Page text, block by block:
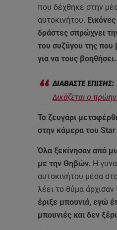
που δέχθηκε στην
αυτοκινήτου.
δράστες σπρώχνει
του συζύγου της που
για να τους βοηθήσει.
Δικάζεται ο
Το ζευγάρι
στην κάμερα του
Όλα ξεκίνησαν από
με την Θηβών. Η
αυτοκινήτου μέσα
λέει το θύμα
έριξε μπουνιά, εγώ
μπουνιές και δεν